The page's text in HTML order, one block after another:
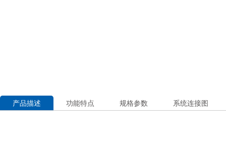
产品描述 功能特点 规格参数 系统连接图